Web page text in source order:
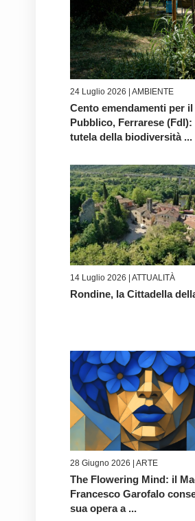
24 Luglio 2026 | AMBIENTE
Cento emendamenti per il
Pubblico, Ferrarese (FdI):
tutela della biodiversità ...
14 Luglio 2026 | ATTUALITÀ
Rondine, la Cittadella
28 Giugno 2026 | ARTE
The Flowering Mind: il
Francesco Garofalo
sua opera a ...